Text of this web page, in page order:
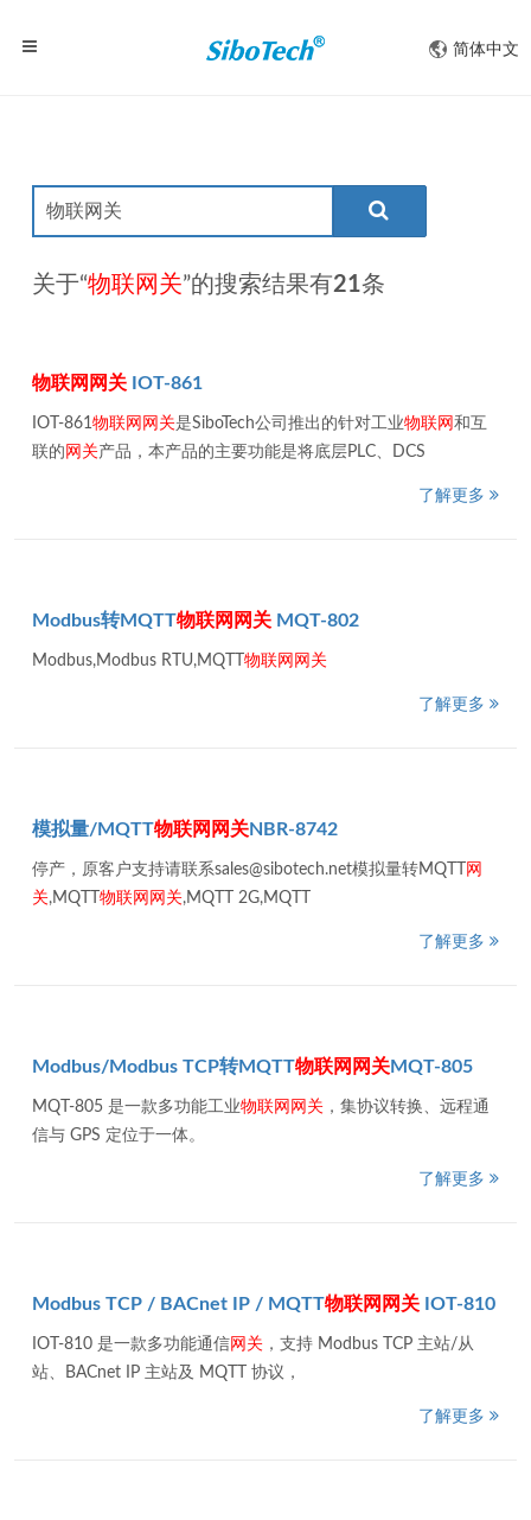
简体中文
关于“物联网关”的搜索结果有21条
物联网 网关IOT-861
IOT-861物联网 网关是SiboTech公司推出的针对工业物联网 和互
联的 网关产品，本产品的主要功能是将底层PLC、DCS
了解更多
Modbus转MQTT物联网 网关MQT-802
Modbus,Modbus RTU,MQTT 物联网 网关
了解更多
模拟量/MQTT物联网 网关NBR-8742
停产，原客户支持请联系sales@sibotech.net模拟量转MQTT
网
关,MQTT 物联网 网关,MQTT 2G,MQTT
了解更多
Modbus/Modbus TCP转MQTT物联网 网关MQT-805
MQT-805 是一款多功能工业物联网 网关，集协议转换、远程通
信与 GPS 定位于一体。
了解更多
Modbus TCP / BACnet IP / MQTT物联网 网关IOT-810
IOT-810 是一款多功能通信网关，支持 Modbus TCP 主站/从
站、BACnet IP 主站及 MQTT 协议，
了解更多